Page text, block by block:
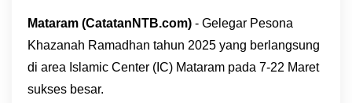
Mataram (CatatanNTB.com) - Gelegar Pesona
Khazanah Ramadhan tahun 2025 yang berlangsung
di area Islamic Center (IC) Mataram pada 7-22 Maret
sukses besar.